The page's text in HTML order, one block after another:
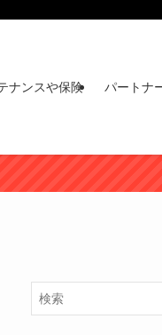
ナンスや保険 パートナ